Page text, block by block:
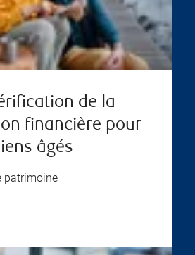
de la
financière pour
âgés
patrimoine